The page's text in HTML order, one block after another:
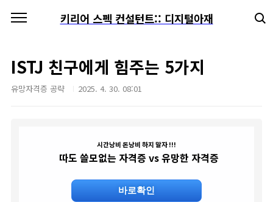
키리어 스펙 컨설턴트:: 디지털아재
ISTJ 친구에게 힘주는 5가지
유망자격증 공략 2025. 4. 30. 08:01
시간낭비 돈낭비 하지 말자 !!!
따도 쓸모없는 자격증 vs 유망한 자격증
바로확인